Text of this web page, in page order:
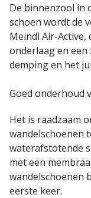
De binnenzool in
schoen wordt de
Meindl Air-
onderlaag en
demping en het
Goed onderhoud
Het is raadzaam
wandelschoenen
waterafstotende
met een
wandelschoenen
eerste keer.